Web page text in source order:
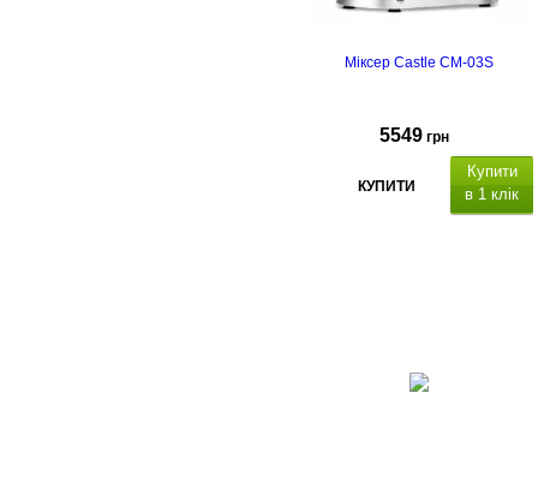
Міксер Castle CM-03S
5549 грн
КУПИТИ
Купити
в 1 клік